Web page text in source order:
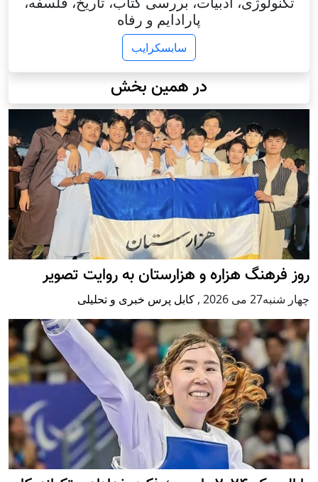
پارادایم و رفاه
سابسکرایب
در همین بخش
روز فرهنگ هزاره و هزارستان به روایت تصویر
چهار شنبه27 می 2026 , کابل پرس خبری و تحلیلی